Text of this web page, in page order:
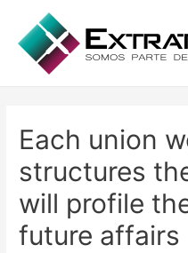
Each union
structures
will profile
future affairs